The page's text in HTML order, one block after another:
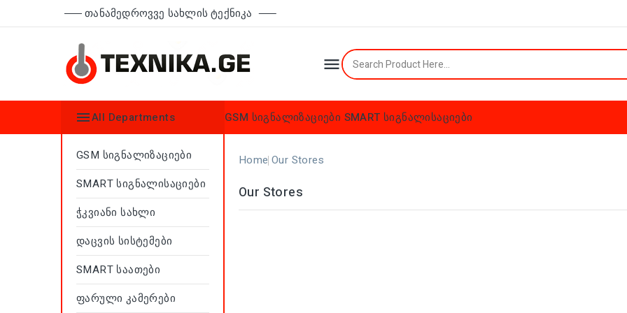
Თანამედროვვე Სახლის Ტექნიკა

GSM სიგნალიზაციები SMART სიგნალისაციები
All Departments
GSM Სიგნალიზაციები
SMART Სიგნალისაციები
Ჭკვიანი Სახლი
Დაცვის Სისტემები
SMART Საათები
Ფარული Კამერები
Home Our Stores
Our Stores